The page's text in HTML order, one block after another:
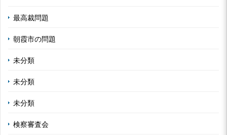
最高裁問題
朝霞市の問題
未分類
未分類
未分類
検察審査会